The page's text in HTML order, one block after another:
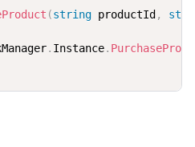
(string productId ,
. Instance.